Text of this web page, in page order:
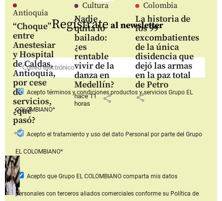
Antioquia
“Choque”
entre
Anestesiar
y Hospital
de Caldas,
Antioquia,
por cese
de
servicios,
¿qué
pasó?
share
Cultura
Nadie
quita lo
bailado:
¿es
rentable
vivir de la
danza en
Medellín?
hace 11
horas
share
Colombia
La historia de
los 99
excombatientes
de la única
disidencia que
dejó las armas
en la paz total
de Petro
share
Regístrate al newsletter
Aceptotérminos y condiciones productos y serviciosGrupo EL
COLOMBIANO*
Acepto el tratamiento y uso del dato Personal por parte del Grupo
EL COLOMBIANO*
Acepto que Grupo EL COLOMBIANOcomparta mis datos
personales con terceros aliados comerciales conforme su Política de